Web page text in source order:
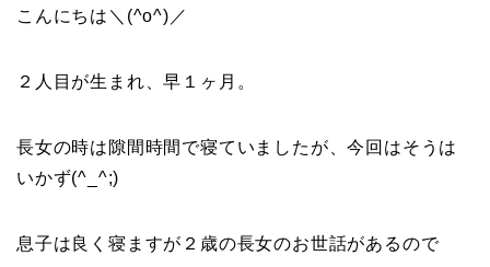
こんにちは＼(^o^)／
２人目が生まれ、早１ヶ月。
長女の時は隙間時間で寝ていましたが、今回はそうは
いかず(^_^;)
息子は良く寝ますが２歳の長女のお世話があるので